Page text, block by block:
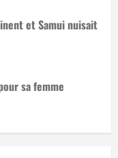
et Samui nuisait
sa femme